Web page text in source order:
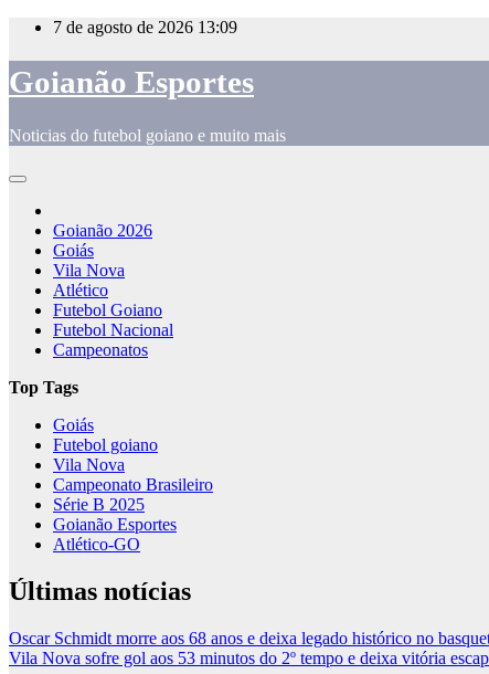
Skip
content
7 de agosto de 2026 13:09
Goianão Esportes
Noticias do futebol goiano e muito mais
Goianão 2026
Goiás
Vila Nova
Atlético
Futebol Goiano
Futebol Nacional
Campeonatos
Top Tags
Goiás
Futebol goiano
Vila Nova
Campeonato Brasileiro
Série B 2025
Goianão Esportes
Atlético-GO
Últimas notícias
Oscar Schmidt morre aos 68 anos e deixa legado histórico no
Vila Nova sofre gol aos 53 minutos do 2º tempo e deixa vitória